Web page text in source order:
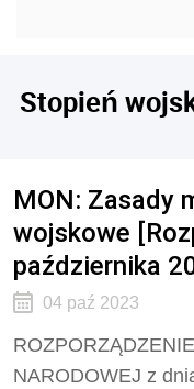
Stopień
MON: Zasady
wojskowe
października
04 paź 2023
NARODOWEJ z